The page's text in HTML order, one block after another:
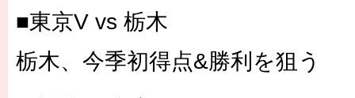
■東京V vs 栃木
栃木、今季初得点&勝利を狙う